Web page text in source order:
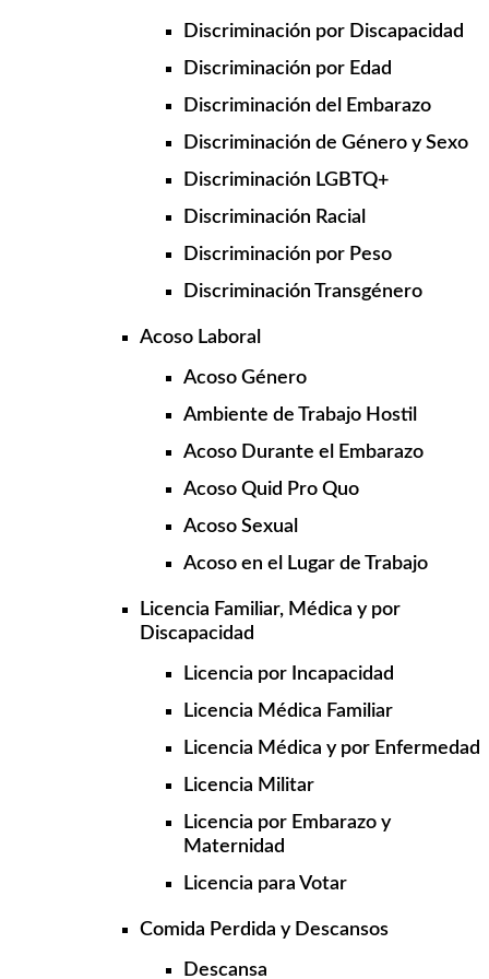
Discriminación por Discapacidad
Discriminación por Edad
Discriminación del Embarazo
Discriminación de Género y Sexo
Discriminación LGBTQ+
Discriminación Racial
Discriminación por Peso
Discriminación Transgénero
Acoso Laboral
Acoso Género
Ambiente de Trabajo Hostil
Acoso Durante el Embarazo
Acoso Quid Pro Quo
Acoso Sexual
Acoso en el Lugar de Trabajo
Licencia Familiar, Médica y por
Discapacidad
Licencia por Incapacidad
Licencia Médica Familiar
Licencia Médica y por Enfermedad
Licencia Militar
Licencia por Embarazo y
Maternidad
Licencia para Votar
Comida Perdida y Descansos
Descansa